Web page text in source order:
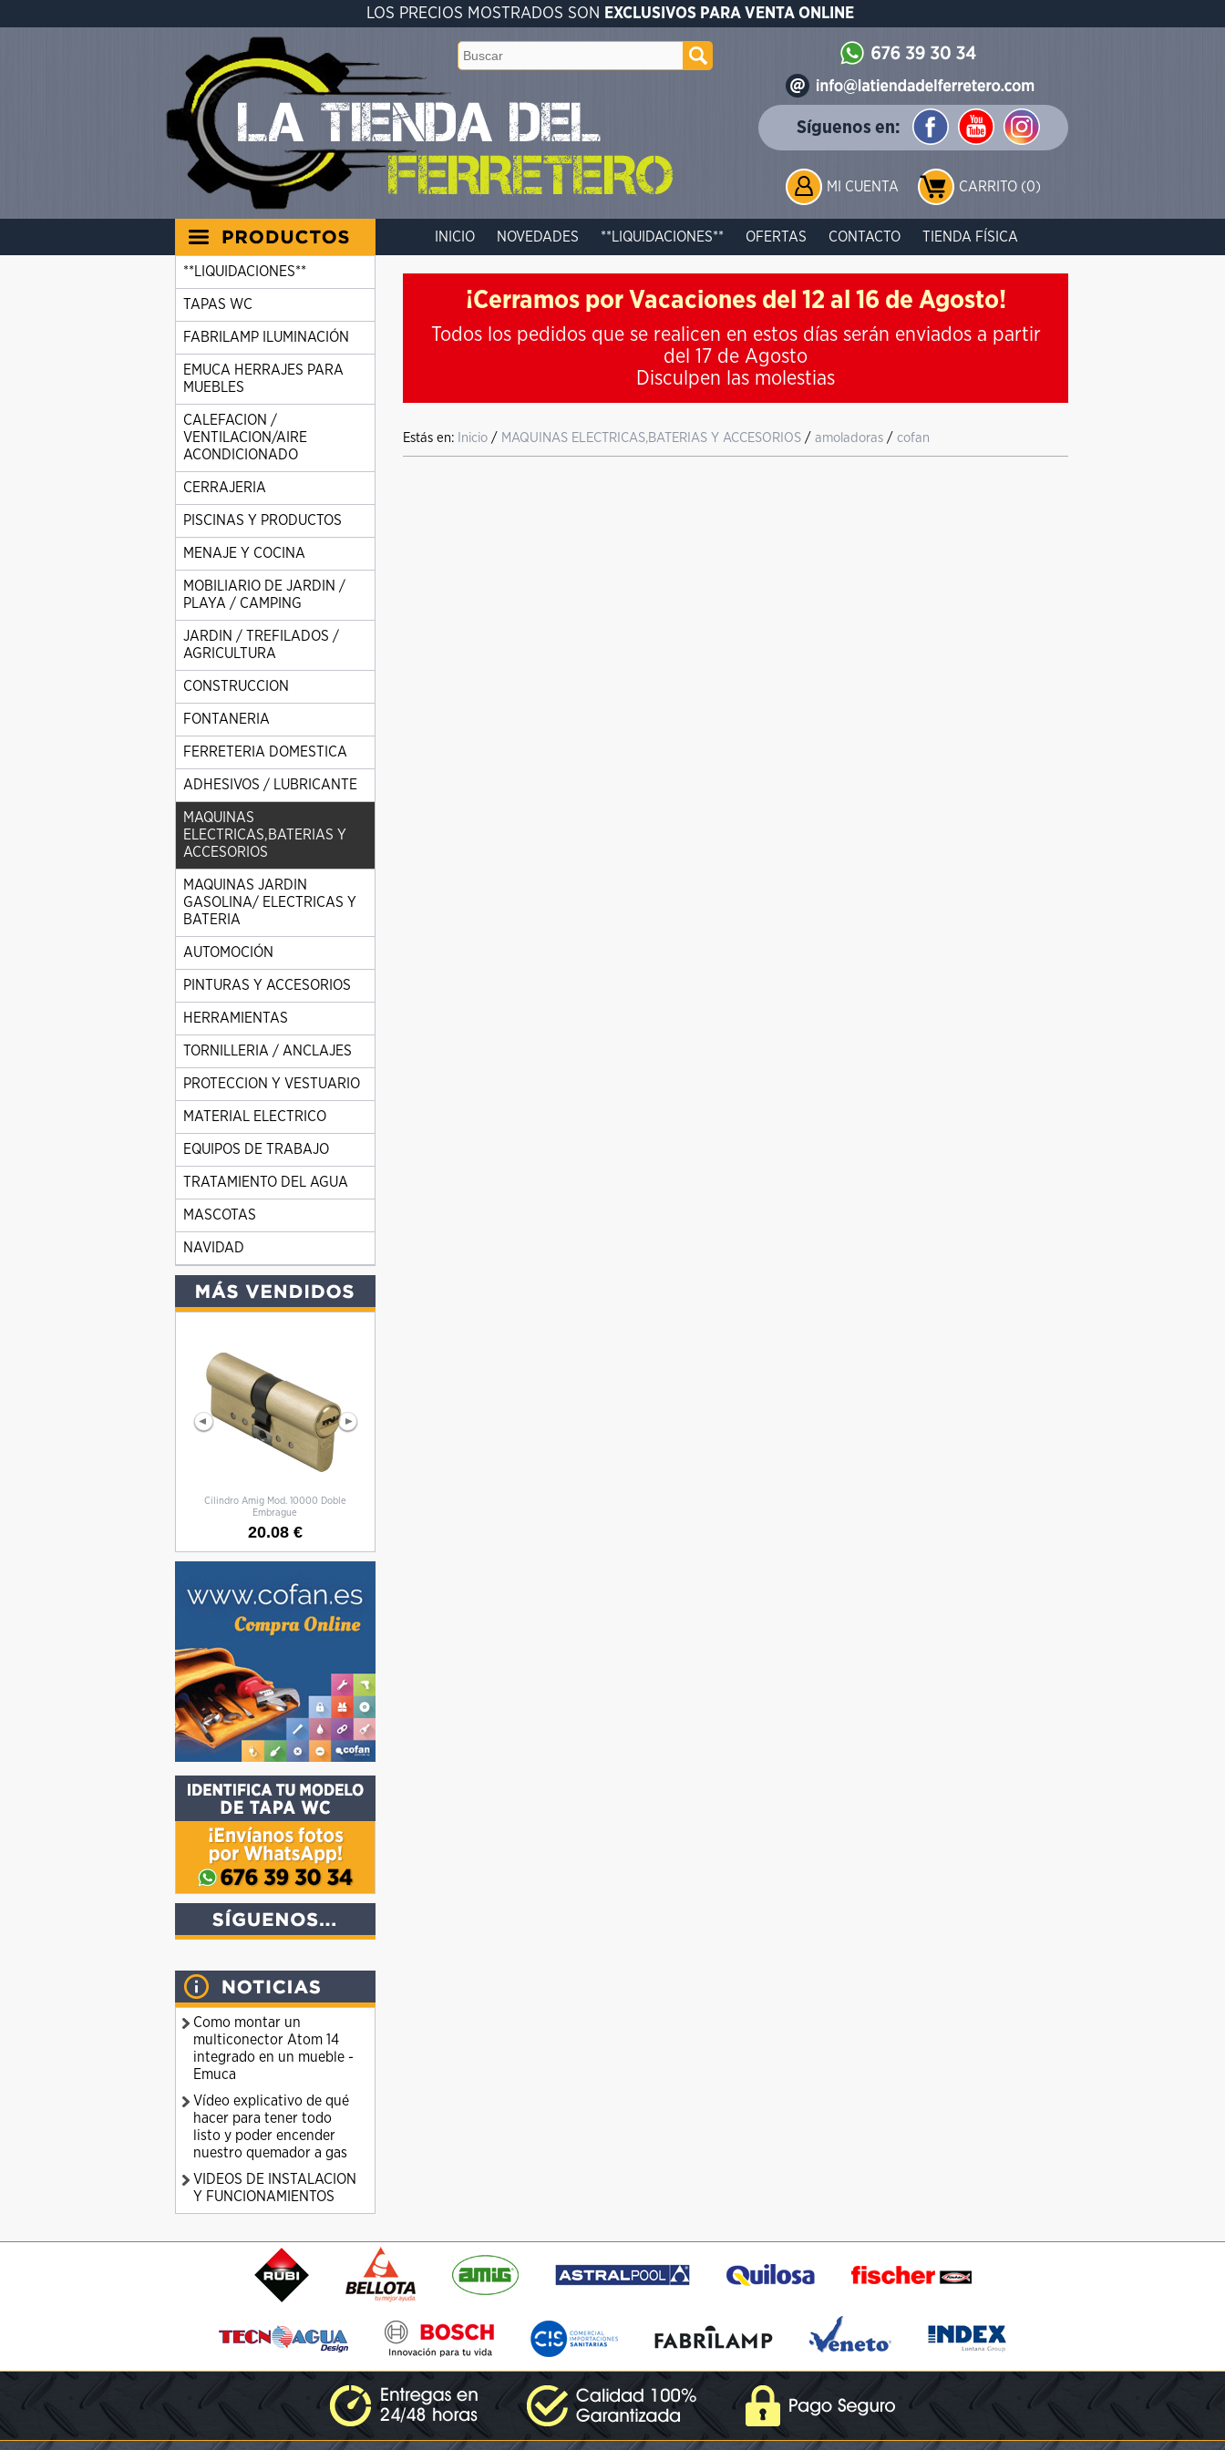
LOS PRECIOS MOSTRADOS SON EXCLUSIVOS PARA VENTA ONLINE
Síguenos en:
MI CUENTA CARRITO (0)
INICIO NOVEDADES **LIQUIDACIONES** OFERTAS CONTACTO TIENDA FÍSICA
**LIQUIDACIONES**
TAPAS WC
FABRILAMP ILUMINACIÓN
EMUCA HERRAJES PARA
MUEBLES
CALEFACION /
VENTILACION/AIRE
ACONDICIONADO
CERRAJERIA
PISCINAS Y PRODUCTOS
MENAJE Y COCINA
MOBILIARIO DE JARDIN /
PLAYA / CAMPING
JARDIN / TREFILADOS /
AGRICULTURA
CONSTRUCCION
FONTANERIA
FERRETERIA DOMESTICA
ADHESIVOS / LUBRICANTE
MAQUINAS
ELECTRICAS,BATERIAS Y
ACCESORIOS
MAQUINAS JARDIN
GASOLINA/ ELECTRICAS Y
BATERIA
AUTOMOCIÓN
PINTURAS Y ACCESORIOS
HERRAMIENTAS
TORNILLERIA / ANCLAJES
PROTECCION Y VESTUARIO
MATERIAL ELECTRICO
EQUIPOS DE TRABAJO
TRATAMIENTO DEL AGUA
MASCOTAS
NAVIDAD
Cilindro Amig Mod. 10000 Doble
Embrague
20.08 €
Como montar un
multiconector Atom 14
integrado en un mueble -
Emuca
Vídeo explicativo de qué
hacer para tener todo
listo y poder encender
nuestro quemador a gas
VIDEOS DE INSTALACION
Y FUNCIONAMIENTOS
¡Cerramos por Vacaciones del 12 al 16 de Agosto!
Todos los pedidos que se realicen en estos días serán enviados a partir
del 17 de Agosto
Disculpen las molestias
Estás en: Inicio / MAQUINAS ELECTRICAS,BATERIAS Y ACCESORIOS / amoladoras / cofan